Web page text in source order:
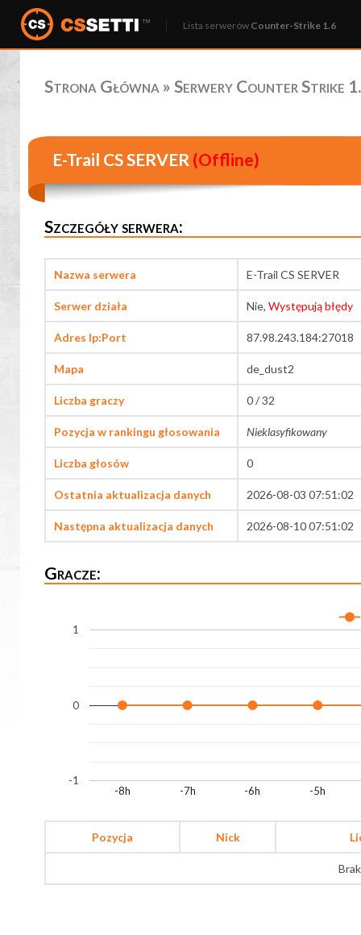
Lista serwerów Counter-Strike 1.6
Strona Główna » Serwery Counter Strike
E-Trail CS SERVER (Offline)
Szczegóły serwera:
Nazwa serwera E-Trail CS SERVER
Serwer działa Nie, Występują błędy
Adres Ip:Port 87.98.243.184:27018
Mapa de_dust2
Liczba graczy 0 / 32
Pozycja w rankingu głosowania Nieklasyfikowany
Liczba głosów 0
Ostatnia aktualizacja danych 2026-08-03 07:51:02
Następna aktualizacja danych 2026-08-10 07:51:02
Gracze:
-8h -7h -6h -5h
-1
0
1
Pozycja Nick